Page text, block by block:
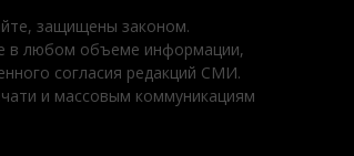
защищены законом.
в любом объеме информации,
согласия редакций СМИ.
и массовым коммуникациям